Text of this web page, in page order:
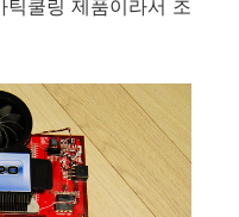
쿨링 제품이라서 조